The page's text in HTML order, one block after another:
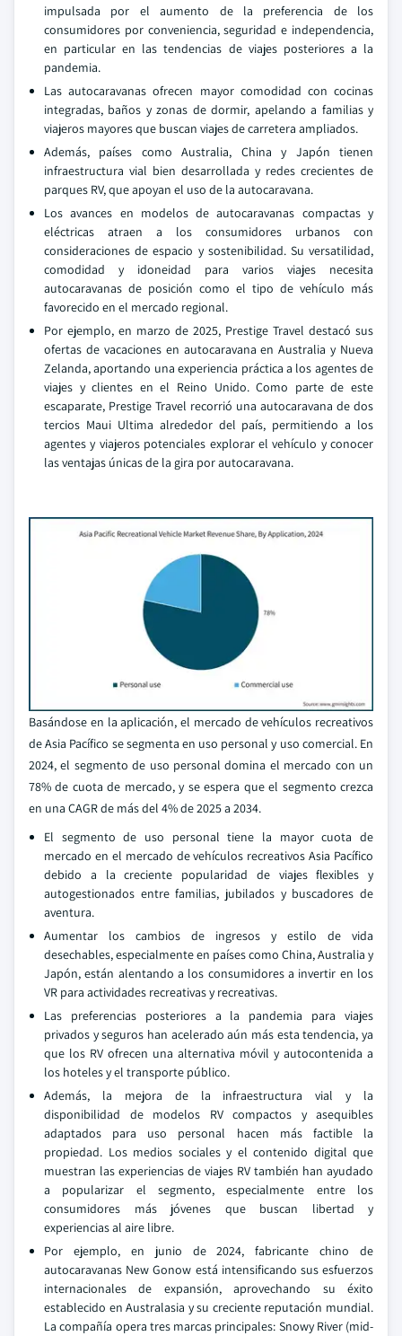
impulsada por el aumento de la preferencia de los
consumidores por conveniencia, seguridad e independencia,
en particular en las tendencias de viajes posteriores a la
pandemia.
Las autocaravanas ofrecen mayor comodidad con cocinas
integradas, baños y zonas de dormir, apelando a familias y
viajeros mayores que buscan viajes de carretera ampliados.
Además, países como Australia, China y Japón tienen
infraestructura vial bien desarrollada y redes crecientes de
parques RV, que apoyan el uso de la autocaravana.
Los avances en modelos de autocaravanas compactas y
eléctricas atraen a los consumidores urbanos con
consideraciones de espacio y sostenibilidad. Su versatilidad,
comodidad y idoneidad para varios viajes necesita
autocaravanas de posición como el tipo de vehículo más
favorecido en el mercado regional.
Por ejemplo, en marzo de 2025, Prestige Travel destacó sus
ofertas de vacaciones en autocaravana en Australia y Nueva
Zelanda, aportando una experiencia práctica a los agentes de
viajes y clientes en el Reino Unido. Como parte de este
escaparate, Prestige Travel recorrió una autocaravana de dos
tercios Maui Ultima alrededor del país, permitiendo a los
agentes y viajeros potenciales explorar el vehículo y conocer
las ventajas únicas de la gira por autocaravana.
Basándose en la aplicación, el mercado de vehículos recreativos
de Asia Pacífico se segmenta en uso personal y uso comercial. En
2024, el segmento de uso personal domina el mercado con un
78% de cuota de mercado, y se espera que el segmento crezca
en una CAGR de más del 4% de 2025 a 2034.
El segmento de uso personal tiene la mayor cuota de
mercado en el mercado de vehículos recreativos Asia Pacífico
debido a la creciente popularidad de viajes flexibles y
autogestionados entre familias, jubilados y buscadores de
aventura.
Aumentar los cambios de ingresos y estilo de vida
desechables, especialmente en países como China, Australia y
Japón, están alentando a los consumidores a invertir en los
VR para actividades recreativas y recreativas.
Las preferencias posteriores a la pandemia para viajes
privados y seguros han acelerado aún más esta tendencia, ya
que los RV ofrecen una alternativa móvil y autocontenida a
los hoteles y el transporte público.
Además, la mejora de la infraestructura vial y la
disponibilidad de modelos RV compactos y asequibles
adaptados para uso personal hacen más factible la
propiedad. Los medios sociales y el contenido digital que
muestran las experiencias de viajes RV también han ayudado
a popularizar el segmento, especialmente entre los
consumidores más jóvenes que buscan libertad y
experiencias al aire libre.
Por ejemplo, en junio de 2024, fabricante chino de
autocaravanas New Gonow está intensificando sus esfuerzos
internacionales de expansión, aprovechando su éxito
establecido en Australasia y su creciente reputación mundial.
La compañía opera tres marcas principales: Snowy River (mid-